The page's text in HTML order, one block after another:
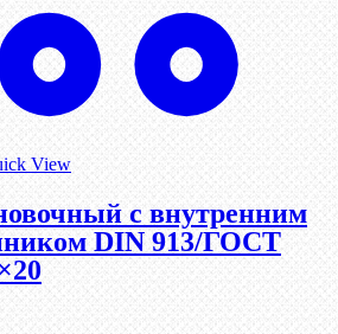
View
с внутренним
DIN 913/ГОСТ